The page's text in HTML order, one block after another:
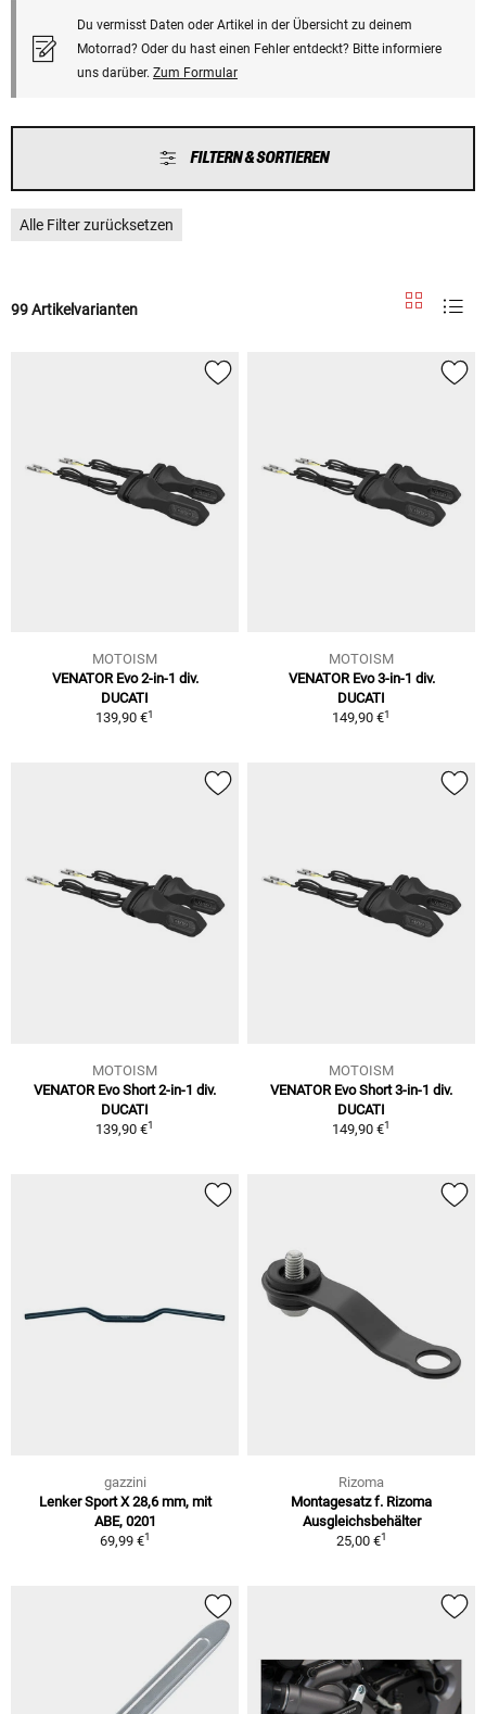
Du vermisst Daten oder Artikel in der Übersicht zu deinem
Motorrad? Oder du hast einen Fehler entdeckt? Bitte informiere
uns darüber. Zum Formular
FILTERN & SORTIEREN
Alle Filter zurücksetzen
99 Artikelvarianten
MOTOISM
VENATOR Evo 2-in-1 div.
DUCATI
139,90 €1
MOTOISM
VENATOR Evo 3-in-1 div.
DUCATI
149,90 €1
MOTOISM
VENATOR Evo Short 2-in-1 div.
DUCATI
139,90 €1
MOTOISM
VENATOR Evo Short 3-in-1 div.
DUCATI
149,90 €1
gazzini
Lenker Sport X 28,6 mm, mit
ABE, 0201
69,99 €1
Rizoma
Montagesatz f. Rizoma
Ausgleichsbehälter
25,00 €1